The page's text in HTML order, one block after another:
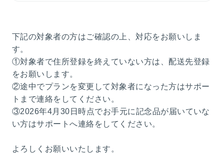
下記の対象者の方はご確認の上、対応をお願いしま
す。
①対象者で住所登録を終えていない方は、配送先登録
をお願いします。
②途中でプランを変更して対象者になった方はサポー
トまで連絡をしてください。
③2026年4月30日時点でお手元に記念品が届いていな
い方はサポートへ連絡をしてください。
よろしくお願いいたします。